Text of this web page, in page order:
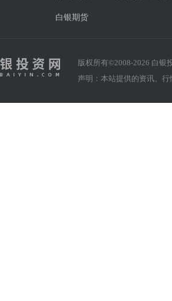
白银期货
版权所有©2008-2026 白银
声明：本站提供的资讯、